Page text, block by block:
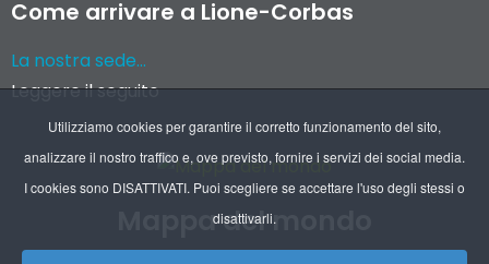
Utilizziamo cookies per garantire il corretto funzionamento del sito,
analizzare il nostro traffico e, ove previsto, fornire i servizi dei social media.
I cookies sono DISATTIVATI. Puoi scegliere se accettare l'uso degli stessi o
disattivarli.
Come arrivare a Lione-Corbas
La nostra sede...
Leggere il seguito
Mappa del mondo